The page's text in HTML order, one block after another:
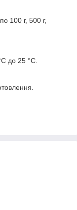
100 г, 500 г,
до 25 °С.